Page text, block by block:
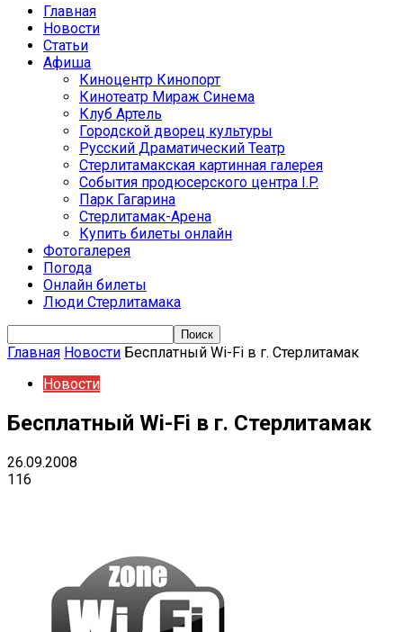
Главная
Новости
Статьи
Афиша
Киноцентр Кинопорт
Кинотеатр Мираж Синема
Клуб Артель
Городской дворец культуры
Русский Драматический Театр
Стерлитамакская картинная галерея
События продюсерского центра I.P.
Парк Гагарина
Стерлитамак-Арена
Купить билеты онлайн
Фотогалерея
Погода
Онлайн билеты
Люди Стерлитамака
Главная Новости Бесплатный Wi-Fi в г. Стерлитамак
Новости
Бесплатный Wi-Fi в г. Стерлитамак
26.09.2008
116